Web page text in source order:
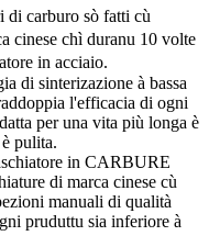
di carburo sò fatti cù
cinese chì duranu 10 volte
in acciaio.
di sinterizazione à bassa
l'efficacia di ogni
per una vita più longa è
pulita.
in CARBURE
di marca cinese cù
manuali di qualità
pruduttu sia inferiore à